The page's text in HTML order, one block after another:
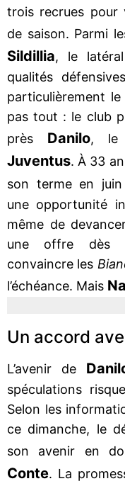
trois recrues pour
de saison. Parmi
Sildillia, le
qualités
particulièrement le
pas tout : le club
près Danilo, le
Juventus. À 33
son terme en
une opportunité
même de
une offre dès
convaincre les
l’échéance. Mais
Un accord
L’avenir de
spéculations
Selon les
ce dimanche, le
son avenir en
Conte. La